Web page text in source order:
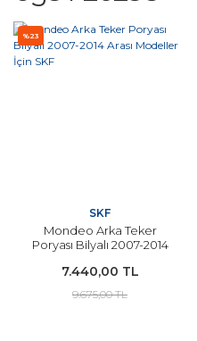
%23
SKF
Mondeo Arka Teker
Poryası Bilyalı 2007-2014
7.440,00 TL
9.675,00 TL